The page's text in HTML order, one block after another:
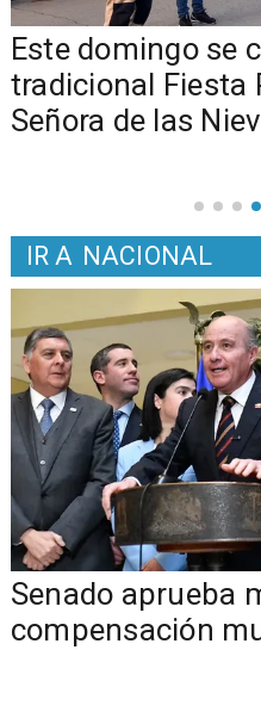
Este domingo se
tradicional Fiesta
Señora de las
IR A NACIONAL
Senado aprueba
compensación